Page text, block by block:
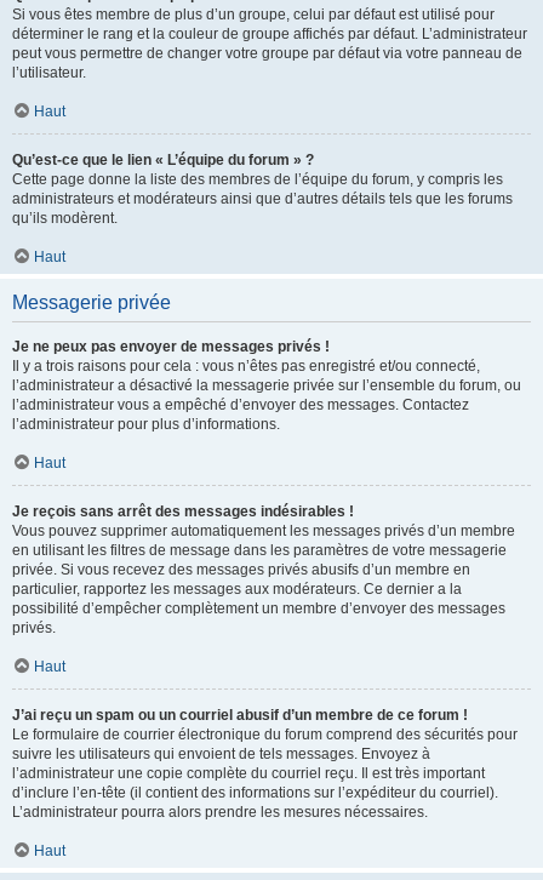
Si vous êtes membre de plus d’un groupe, celui par défaut est utilisé pour
déterminer le rang et la couleur de groupe affichés par défaut. L’administrateur
peut vous permettre de changer votre groupe par défaut via votre panneau de
l’utilisateur.
Haut
Qu’est-ce que le lien « L’équipe du forum » ?
Cette page donne la liste des membres de l’équipe du forum, y compris les
administrateurs et modérateurs ainsi que d’autres détails tels que les forums
qu’ils modèrent.
Haut
Messagerie privée
Je ne peux pas envoyer de messages privés !
Il y a trois raisons pour cela : vous n’êtes pas enregistré et/ou connecté,
l’administrateur a désactivé la messagerie privée sur l’ensemble du forum, ou
l’administrateur vous a empêché d’envoyer des messages. Contactez
l’administrateur pour plus d’informations.
Haut
Je reçois sans arrêt des messages indésirables !
Vous pouvez supprimer automatiquement les messages privés d’un membre
en utilisant les filtres de message dans les paramètres de votre messagerie
privée. Si vous recevez des messages privés abusifs d’un membre en
particulier, rapportez les messages aux modérateurs. Ce dernier a la
possibilité d’empêcher complètement un membre d’envoyer des messages
privés.
Haut
J’ai reçu un spam ou un courriel abusif d’un membre de ce forum !
Le formulaire de courrier électronique du forum comprend des sécurités pour
suivre les utilisateurs qui envoient de tels messages. Envoyez à
l’administrateur une copie complète du courriel reçu. Il est très important
d’inclure l’en-tête (il contient des informations sur l’expéditeur du courriel).
L’administrateur pourra alors prendre les mesures nécessaires.
Haut